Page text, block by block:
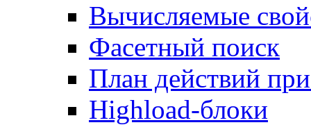
Вычисляемые
Фасетный поиск
План действий
Highload-блоки